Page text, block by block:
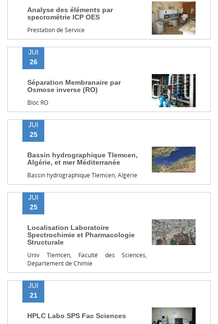
Analyse des éléments par
specrométrie ICP OES
Prestation de Service
JUI
26
Séparation Membranaire par
Osmose inverse (RO)
Bloc RO
JUI
25
Bassin hydrographique Tlemcen,
Algérie, et mer Méditerranée
Bassin hydrographique Tlemcen, Algérie
JUI
25
Localisation Laboratoire
Spectrochimie et Pharmacologie
Structurale
Univ Tlemcen, Faculté des Sciences,
Département de Chimie
JUI
21
HPLC Labo SPS Fac Sciences